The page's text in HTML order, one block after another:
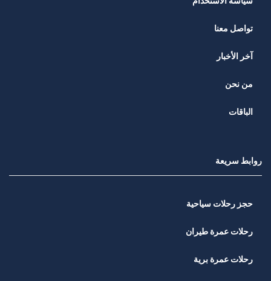
تواصل معنا
آخر الأخبار
من نحن
الباقات
روابط سريعة
حجز رحلات سياحية
رحلات عمرة طيران
رحلات عمرة برية